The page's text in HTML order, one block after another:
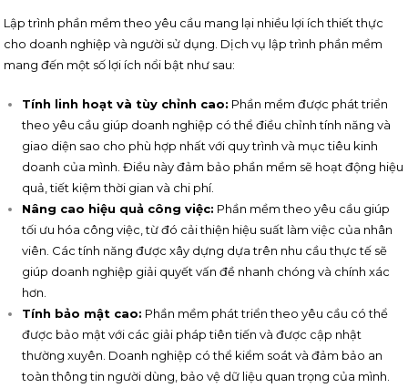
Lập trình phần mềm theo yêu cầu mang lại nhiều lợi ích thiết thực
cho doanh nghiệp và người sử dụng. Dịch vụ lập trình phần mềm
mang đến một số lợi ích nổi bật như sau:
Tính linh hoạt và tùy chỉnh cao: Phần mềm được phát triển
theo yêu cầu giúp doanh nghiệp có thể điều chỉnh tính năng và
giao diện sao cho phù hợp nhất với quy trình và mục tiêu kinh
doanh của mình. Điều này đảm bảo phần mềm sẽ hoạt động hiệu
quả, tiết kiệm thời gian và chi phí.
Nâng cao hiệu quả công việc: Phần mềm theo yêu cầu giúp
tối ưu hóa công việc, từ đó cải thiện hiệu suất làm việc của nhân
viên. Các tính năng được xây dựng dựa trên nhu cầu thực tế sẽ
giúp doanh nghiệp giải quyết vấn đề nhanh chóng và chính xác
hơn.
Tính bảo mật cao: Phần mềm phát triển theo yêu cầu có thể
được bảo mật với các giải pháp tiên tiến và được cập nhật
thường xuyên. Doanh nghiệp có thể kiểm soát và đảm bảo an
toàn thông tin người dùng, bảo vệ dữ liệu quan trọng của mình.